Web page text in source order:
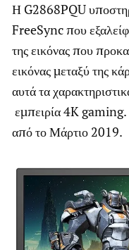
Η G2868PQU
FreeSync που
της εικόνας που
εικόνας μεταξύ της
αυτά τα
εμπειρία 4K gaming.
από το Μάρτιο 2019.